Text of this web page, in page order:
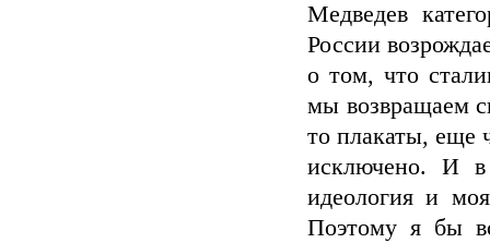
Медведев
России
о том, что
мы возвращаем
то плакаты, еще
исключено. И в
идеология и
Поэтому я бы